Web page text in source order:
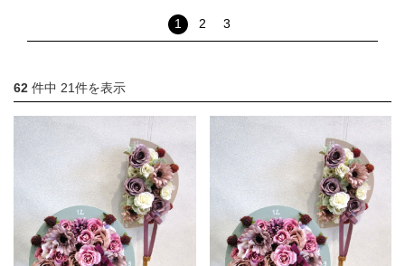
JDCA(ディスプレイスクール)
採用情報
お問い合わせ
プライバシーポリシー
1 2 3
62 件中 21件を表示